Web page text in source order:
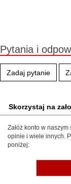
Pytania i
Zadaj pytanie
Skorzystaj na
Załóż konto w
opinie i wiele innych.
poniżej: